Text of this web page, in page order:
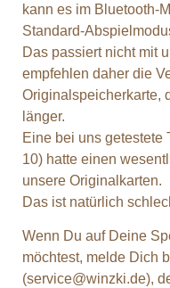
kann es im Bluetooth-
Standard-
Das passiert nicht mit
empfehlen daher die
Originalspeicherkarte,
länger.
Eine bei uns getestete
10) hatte einen
unsere Originalkarten.
Das ist natürlich
Wenn Du auf Deine
möchtest, melde Dich
(service@winzki.de),